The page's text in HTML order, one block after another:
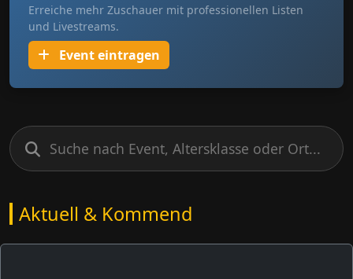
Erreiche mehr Zuschauer mit professionellen Listen
und Livestreams.
Event eintragen
Aktuell & Kommend